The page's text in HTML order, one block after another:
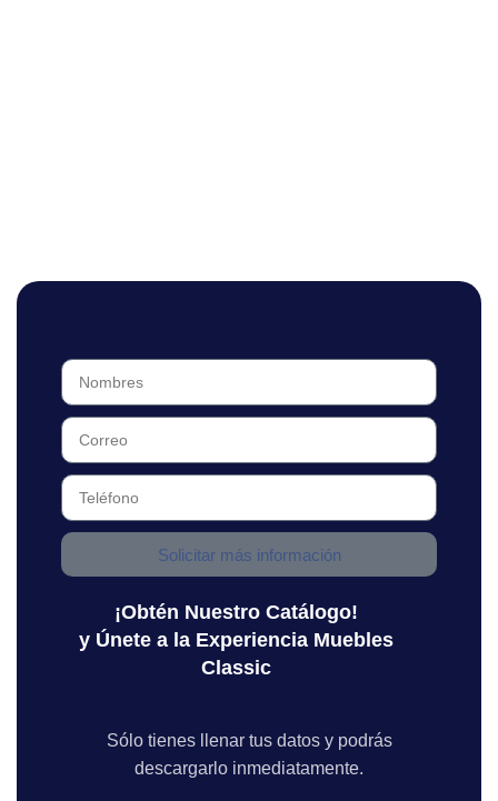
Solicitar más información
¡Obtén Nuestro Catálogo!
y Únete a la Experiencia Muebles
Classic
Sólo tienes llenar tus datos y podrás
descargarlo inmediatamente.